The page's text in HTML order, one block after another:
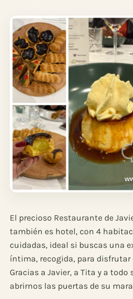
El precioso Restaurante de
también es hotel, con 4
cuidadas, ideal si buscas una
íntima, recogida, para disfrutar
Gracias a Javier, a Tita y a todo
abrirnos las puertas de su